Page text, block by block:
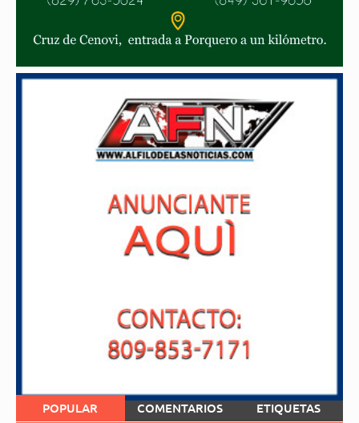
POPULAR COMENTARIOS ETIQUETAS